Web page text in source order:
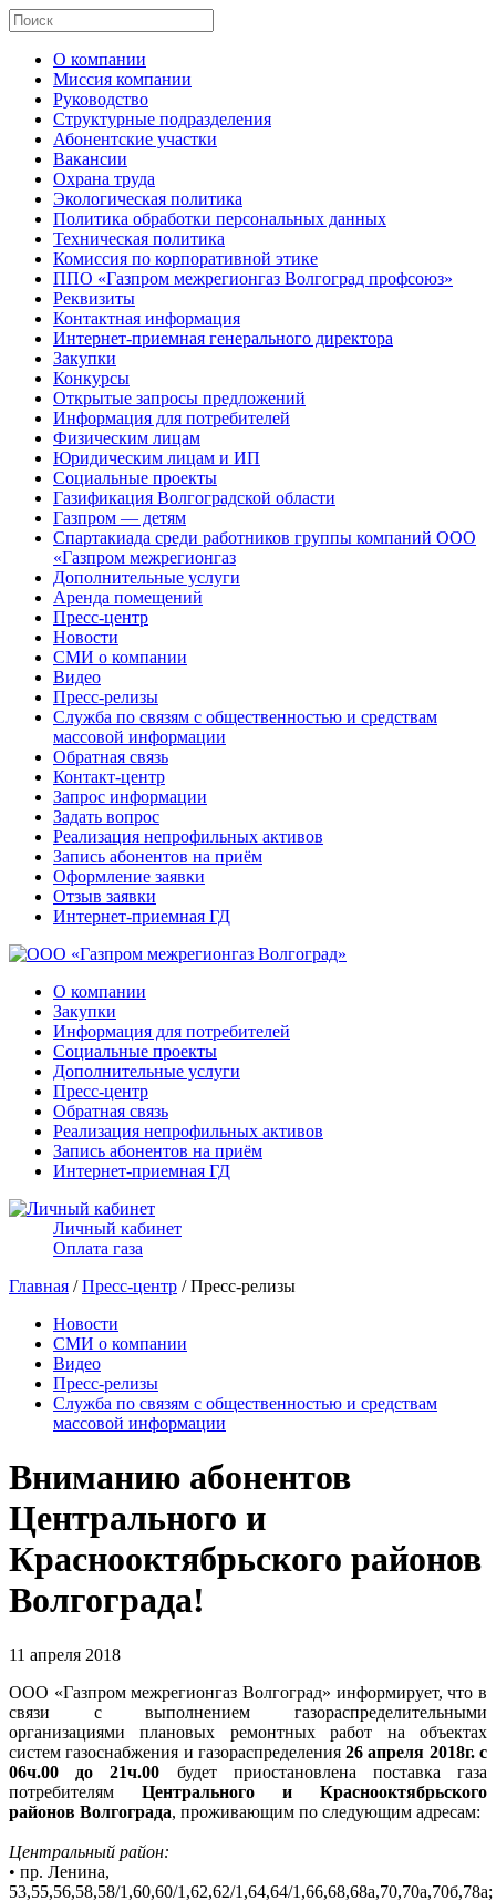
О компании
Миссия компании
Руководство
Структурные подразделения
Абонентские участки
Вакансии
Охрана труда
Экологическая политика
Политика обработки персональных данных
Техническая политика
Комиссия по корпоративной этике
ППО «Газпром межрегионгаз Волгоград профсоюз»
Реквизиты
Контактная информация
Интернет-приемная генерального директора
Закупки
Конкурсы
Открытые запросы предложений
Информация для потребителей
Физическим лицам
Юридическим лицам и ИП
Социальные проекты
Газификация Волгоградской области
Газпром — детям
Спартакиада среди работников группы компаний ООО
«Газпром межрегионгаз
Дополнительные услуги
Аренда помещений
Пресс-центр
Новости
СМИ о компании
Видео
Пресс-релизы
Служба по связям с общественностью и средствам
массовой информации
Обратная связь
Контакт-центр
Запрос информации
Задать вопрос
Реализация непрофильных активов
Запись абонентов на приём
Оформление заявки
Отзыв заявки
Интернет-приемная ГД
О компании
Закупки
Информация для потребителей
Социальные проекты
Дополнительные услуги
Пресс-центр
Обратная связь
Реализация непрофильных активов
Запись абонентов на приём
Интернет-приемная ГД
Личный кабинет
Оплата газа
Главная /Пресс-центр / Пресс-релизы
Новости
СМИ о компании
Видео
Пресс-релизы
Служба по связям с общественностью и средствам
массовой информации
Вниманию абонентов
Центрального и
Краснооктябрьского районов
Волгограда!
11 апреля 2018
ООО «Газпром межрегионгаз Волгоград» информирует, что в
связи с выполнением газораспределительными
организациями плановых ремонтных работ на объектах
систем газоснабжения и газораспределения26 апреля 2018г. с
06ч.00 до 21ч.00 будет приостановлена поставка газа
потребителям Центрального и Краснооктябрьского
районов Волгограда, проживающим по следующим адресам:
Центральный район:
• пр. Ленина,
53,55,56,58,58/1,60,60/1,62,62/1,64,64/1,66,68,68а,70,70а,70б,78а;